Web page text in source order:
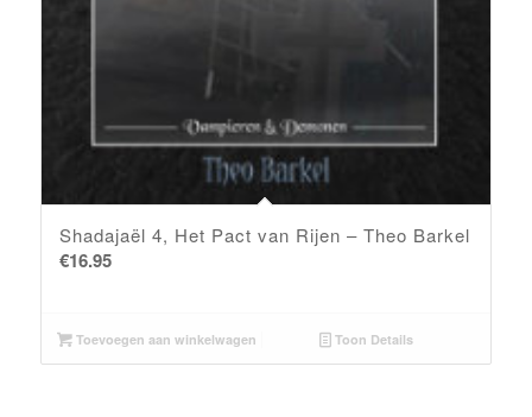
Shadajaël 4, Het Pact van Rijen – Theo Barkel
€16.95
Toevoegen aan winkelwagen Toon Details